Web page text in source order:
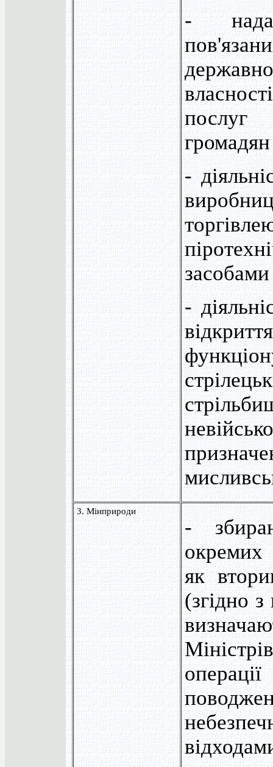
-
громадян
-
засобами
-
3. Мінприроди
-
окремих
як
(згідно з